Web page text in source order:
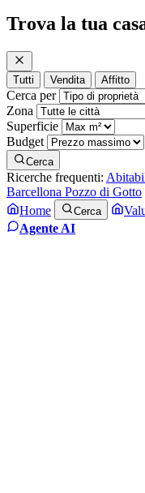
Trova la tua
Tutti Vendita Affitto
Cerca per
Zona
Superficie
Budget
Cerca
Ricerche frequenti:
Barcellona Pozzo di Gotto
Home
Cerca
Agente AI